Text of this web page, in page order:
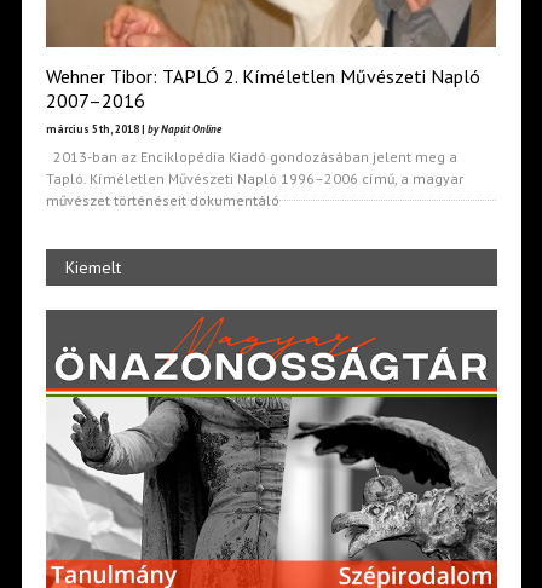
Wehner Tibor: TAPLÓ 2. Kíméletlen Művészeti Napló
2007–2016
március 5th, 2018 | by Napút Online
2013-ban az Enciklopédia Kiadó gondozásában jelent meg a
Tapló. Kíméletlen Művészeti Napló 1996–2006 című, a magyar
művészet történéseit dokumentáló
Kiemelt